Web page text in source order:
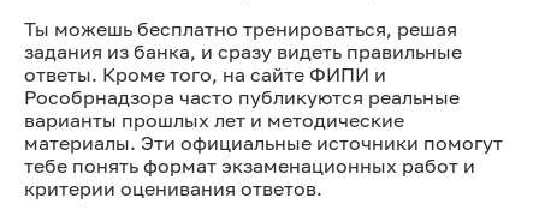
Ты можешь бесплатно тренироваться, решая
задания из банка, и сразу видеть правильные
ответы. Кроме того, на сайте ФИПИ и
Рособрнадзора часто публикуются реальные
варианты прошлых лет и методические
материалы. Эти официальные источники помогут
тебе понять формат экзаменационных работ и
критерии оценивания ответов.